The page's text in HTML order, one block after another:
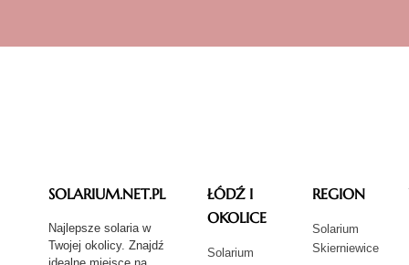
SOLARIUM.NET.PL
Najlepsze solaria w
Twojej okolicy. Znajdź
ŁÓDŹ I
OKOLICE
Solarium
REGION
Solarium
Skierniewice